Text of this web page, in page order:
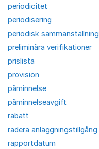
periodicitet
periodisering
periodisk sammanställning
preliminära verifikationer
prislista
provision
påminnelse
påminnelseavgift
rabatt
radera anläggningstillgång
rapportdatum